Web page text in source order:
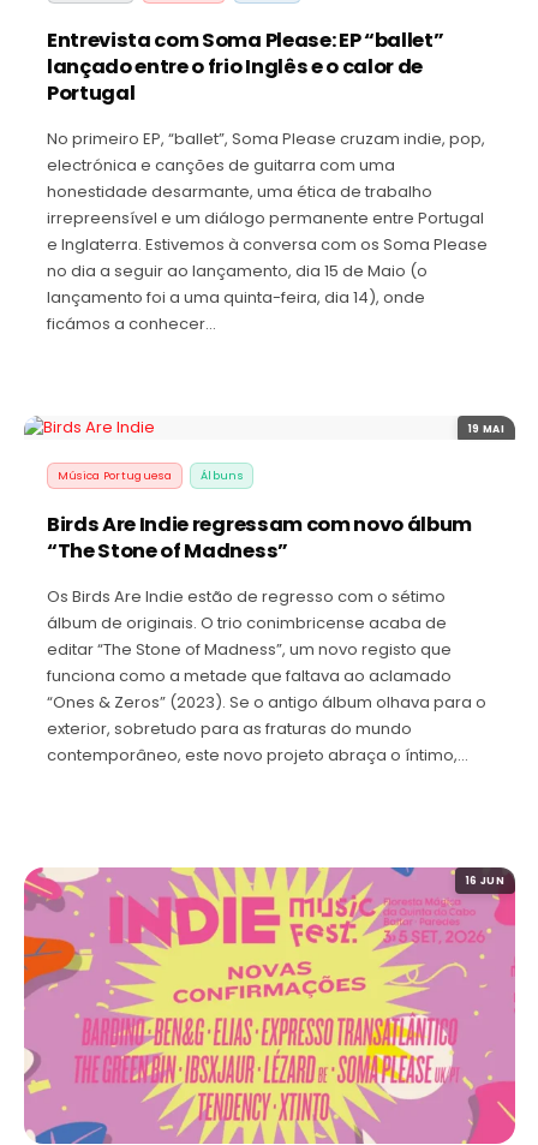
Entrevista com Soma Please: EP “ballet”
lançado entre o frio Inglês e o calor de
Portugal
No primeiro EP, “ballet”, Soma Please cruzam indie, pop,
electrónica e canções de guitarra com uma
honestidade desarmante, uma ética de trabalho
irrepreensível e um diálogo permanente entre Portugal
e Inglaterra. Estivemos à conversa com os Soma Please
no dia a seguir ao lançamento, dia 15 de Maio (o
lançamento foi a uma quinta-feira, dia 14), onde
ficámos a conhecer…
19 MAI
Música Portuguesa Álbuns
Birds Are Indie regressam com novo álbum
“The Stone of Madness”
Os Birds Are Indie estão de regresso com o sétimo
álbum de originais. O trio conimbricense acaba de
editar “The Stone of Madness”, um novo registo que
funciona como a metade que faltava ao aclamado
“Ones & Zeros” (2023). Se o antigo álbum olhava para o
exterior, sobretudo para as fraturas do mundo
contemporâneo, este novo projeto abraça o íntimo,…
16 JUN